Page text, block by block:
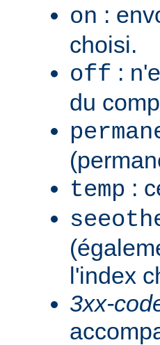
on :
choisi.
off :
du
temp :
l'index
3xx-